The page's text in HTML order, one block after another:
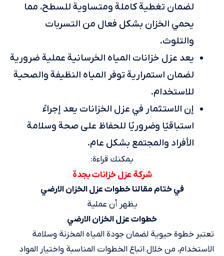
لضمان تغطية كاملة ومتساوية للسطح، مما
يحمي الخزان بشكل فعال من التسربات
والتلوث.
يعد عزل خزانات المياه الخرسانية عملية ضرورية
لضمان استمرارية توفر المياه النظيفة والصحية
للاستخدام.
إن الاستثمار في عزل الخزانات يعد إجراءً
استباقيًا وضروريًا للحفاظ على صحة وسلامة
الأفراد والمجتمع بشكل عام.
يمكنك قراءة:
شركة عزل خزانات بجدة
في ختام مقالنا خطوات عزل الخزان الارضي
يظهر أن عملية
خطوات عزل الخزان الارضي
تعتبر خطوة حيوية لضمان جودة المياه المخزنة وسلامة
الاستخدام، من خلال اتباع الخطوات المناسبة واختيار المواد